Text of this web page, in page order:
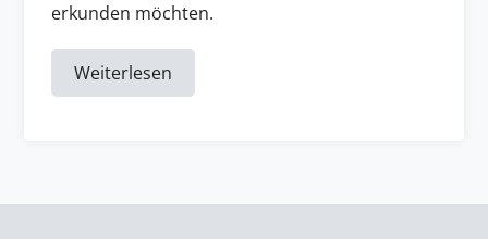
erkunden möchten.
Weiterlesen